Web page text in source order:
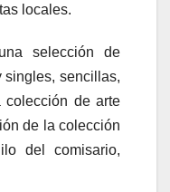
locales.
selección de
singles, sencillas,
de arte
de la colección
del comisario,